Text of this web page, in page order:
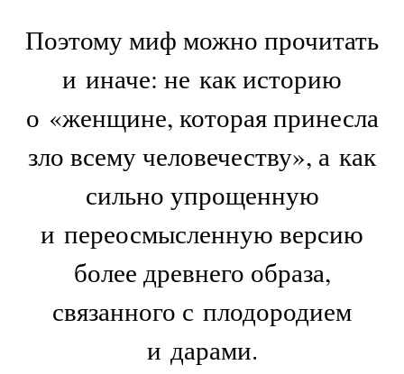
Поэтому миф можно прочитать
и иначе: не как историю
о «женщине, которая принесла
зло всему человечеству», а как
сильно упрощенную
и переосмысленную версию
более древнего образа,
связанного с плодородием
и дарами.